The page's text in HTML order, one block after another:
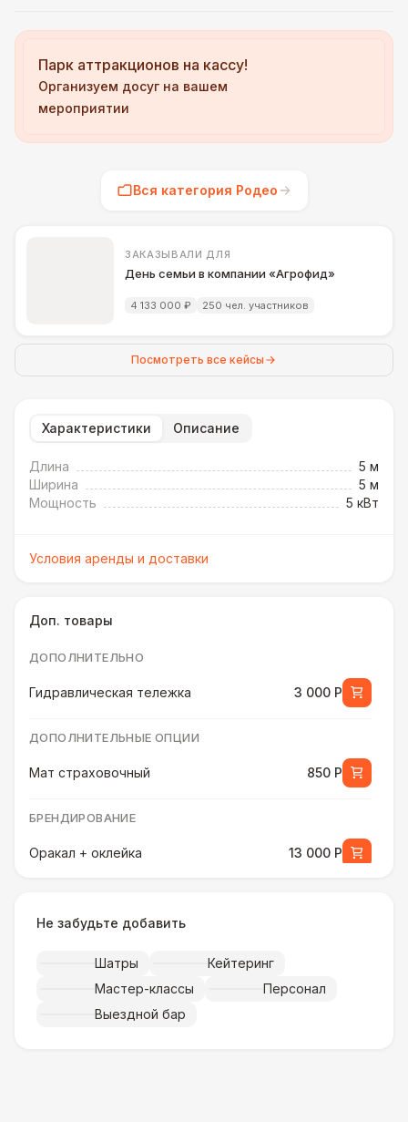
Парк аттракционов на кассу!
Организуем досуг на вашем
мероприятии
Вся категория Родео
ЗАКАЗЫВАЛИ ДЛЯ
День семьи в компании «Агрофид»
4 133 000 ₽ 250 чел. участников
Посмотреть все кейсы
Характеристики Описание
Длина
5 м
Ширина
5 м
Мощность
5 кВт
Условия аренды и доставки
Доп. товары
ДОПОЛНИТЕЛЬНО
Гидравлическая тележка 3 000 Р
ДОПОЛНИТЕЛЬНЫЕ ОПЦИИ
Мат страховочный 850 Р
БРЕНДИРОВАНИЕ
Оракал + оклейка 13 000 Р
Ростомер детский 2 700 Р
Не забудьте добавить
Шатры
Кейтеринг
Мастер-классы
Персонал
Выездной бар